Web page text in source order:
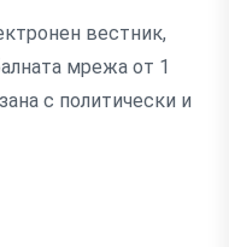
вестник,
мрежа от 1
с политически и